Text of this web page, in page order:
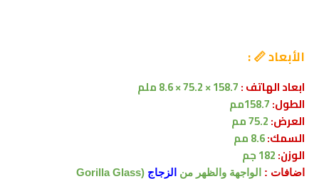
الأبعاد 📏 :
ابعاد الهاتف :158.7 × 75.2 × 8.6 ملم
الطول:158.7مم
العرض:
السمك:8.6 مم
الوزن:182 جم
اضافات : الواجهة والظهر من الزجاج (Gorilla Glass